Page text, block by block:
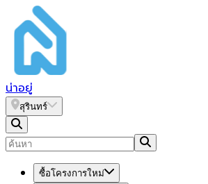
น่าอยู่
สุรินทร์
ซื้อโครงการใหม่